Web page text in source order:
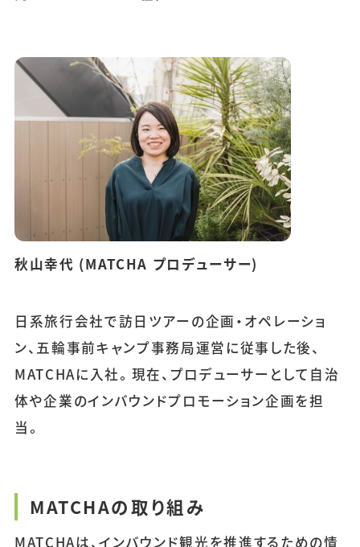
秋山幸代 (MATCHA プロデューサー)
日系旅行会社で訪日ツアーの企画・オペレーショ
ン、五輪事前キャンプ事務局運営に従事した後、
MATCHAに入社。現在、プロデューサーとして自治
体や企業のインバウンドプロモーション企画を担
当。
MATCHAの取り組み
MATCHAは、インバウンド観光を推進するための情